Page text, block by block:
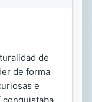
de
de forma
e